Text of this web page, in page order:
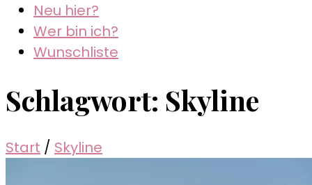
Neu hier?
Wer bin ich?
Wunschliste
Schlagwort: Skyline
Start / Skyline